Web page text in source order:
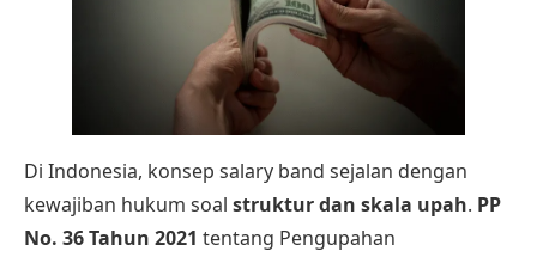
Di Indonesia, konsep salary band sejalan dengan
kewajiban hukum soal struktur dan skala upah. PP
No. 36 Tahun 2021 tentang Pengupahan